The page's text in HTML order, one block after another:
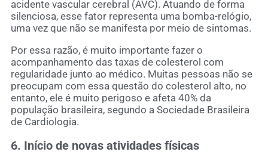
acidente vascular cerebral (AVC). Atuando de forma
silenciosa, esse fator representa uma bomba-relógio,
uma vez que não se manifesta por meio de sintomas.
Por essa razão, é muito importante fazer o
acompanhamento das taxas de colesterol com
regularidade junto ao médico. Muitas pessoas não se
preocupam com essa questão do colesterol alto, no
entanto, ele é muito perigoso e afeta 40% da
população brasileira, segundo a Sociedade Brasileira
de Cardiologia.
6. Início de novas atividades físicas